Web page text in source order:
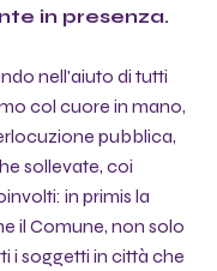
in presenza.
nell'aiuto di tutti
col cuore in mano,
pubblica,
sollevate, coi
in primis la
il Comune, non solo
i soggetti in città che